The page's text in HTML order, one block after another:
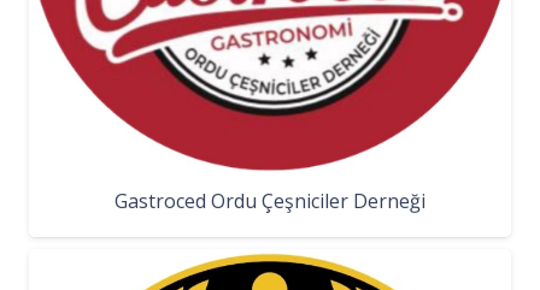
Gastroced Ordu Çeşniciler Derneği